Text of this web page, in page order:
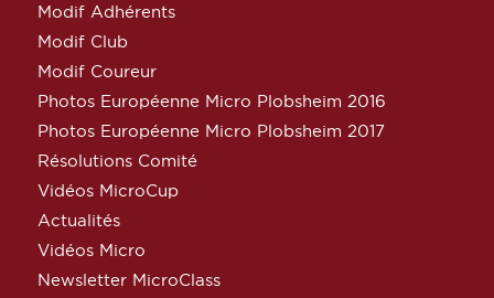
Modif Adhérents
Modif Club
Modif Coureur
Photos Européenne Micro Plobsheim 2016
Photos Européenne Micro Plobsheim 2017
Résolutions Comité
Vidéos MicroCup
Actualités
Vidéos Micro
Newsletter MicroClass